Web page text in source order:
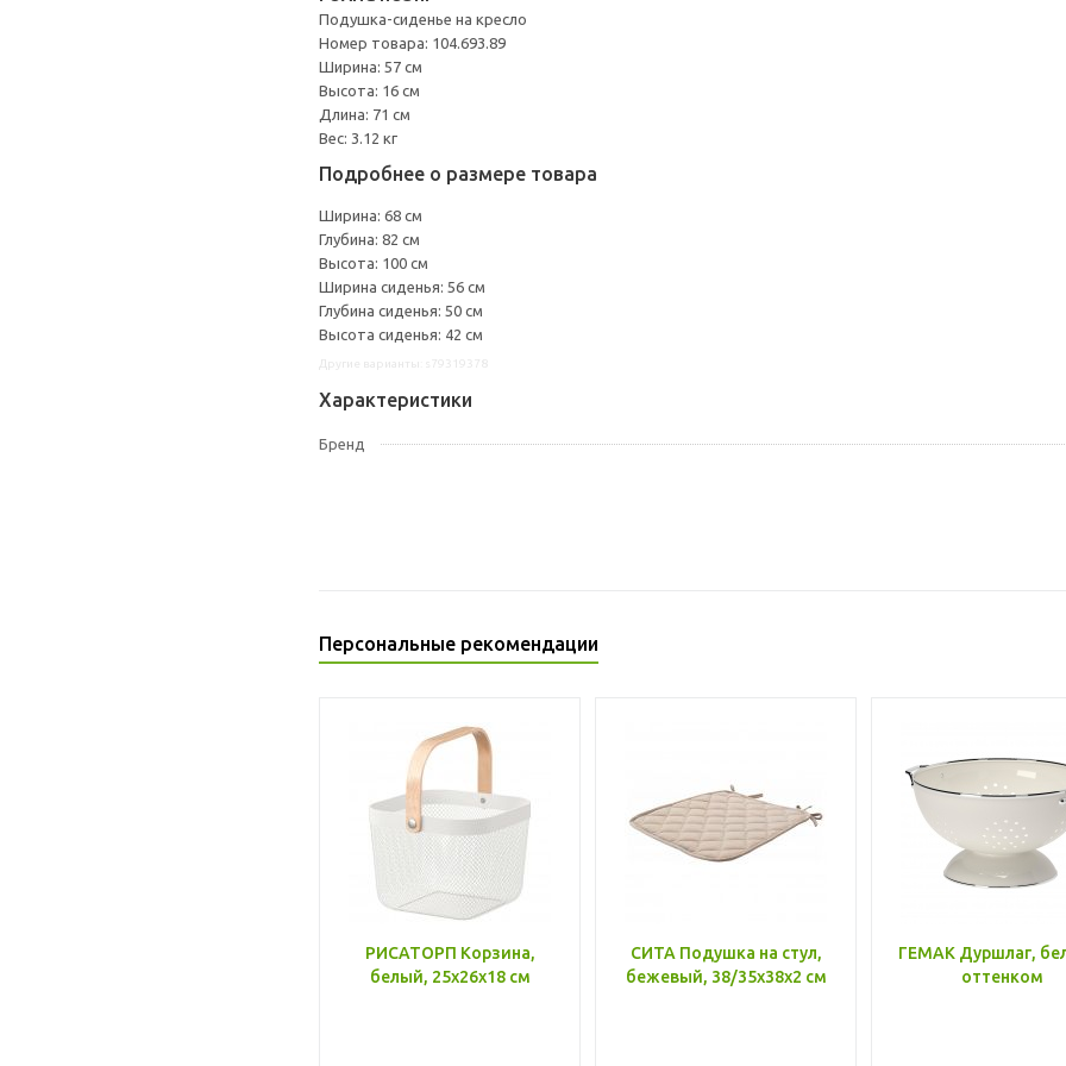
Подушка-сиденье на кресло
Номер товара: 104.693.89
Ширина: 57 см
Высота: 16 см
Длина: 71 см
Вес: 3.12 кг
Подробнее о размере товара
Ширина: 68 см
Глубина: 82 см
Высота: 100 см
Ширина сиденья: 56 см
Глубина сиденья: 50 см
Высота сиденья: 42 см
Характеристики
Бренд
Персональные рекомендации
РИСАТОРП Корзина,
белый, 25x26x18 см
СИТА Подушка на стул,
бежевый, 38/35x38x2 см
ГЕМАК Дуршлаг,
оттенком